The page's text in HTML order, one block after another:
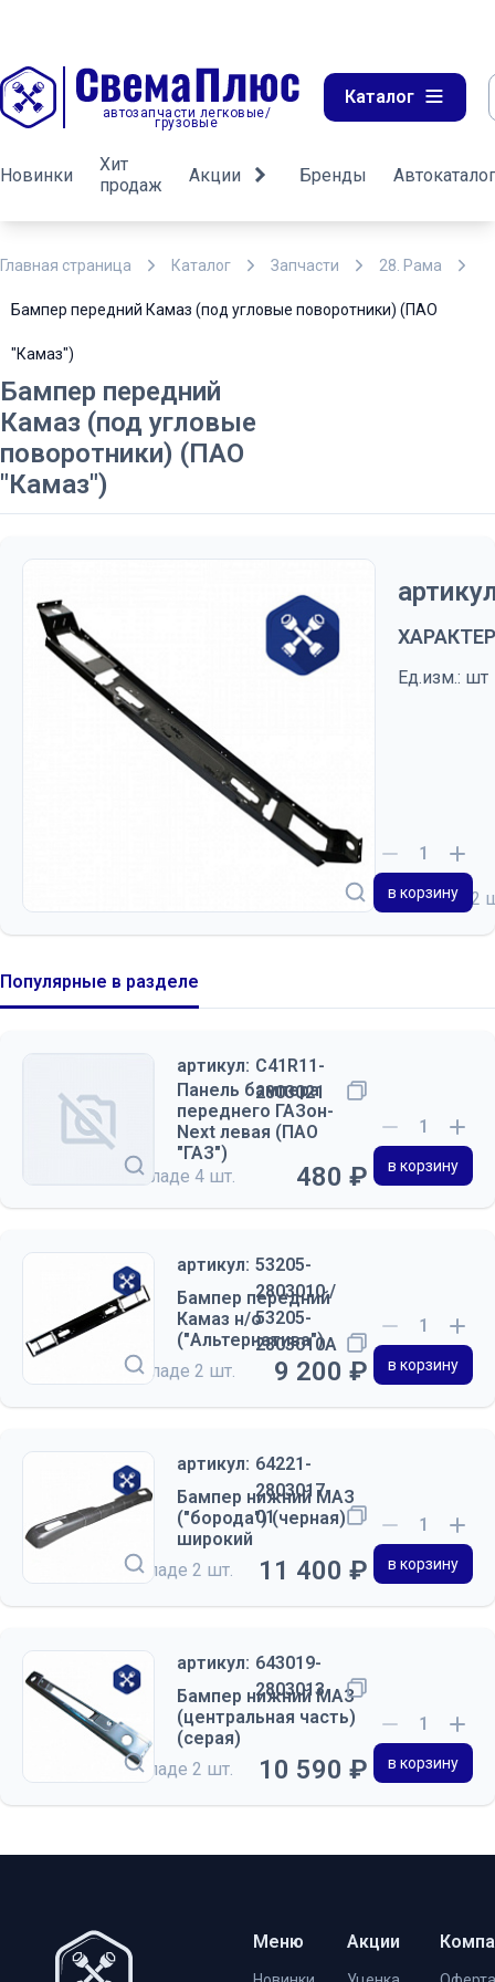
автозапчасти легковые/
грузовые
Каталог
Новинки
Хит
продаж
Акции Бренды Автокаталог
Главная страница Каталог Запчасти 28. Рама
Бампер передний Камаз (под угловые поворотники) (ПАО
"Камаз")
Бампер передний
Камаз (под угловые
поворотники) (ПАО
"Камаз")
Ед.изм.: шт
на складе 2
в корзину
Популярные в разделе
артикул: C41R11-
2803021
Панель бампера
переднего ГАЗон-
Next левая (ПАО
"ГАЗ")
на складе 4 шт. 480 ₽ в корзину
артикул: 53205-
2803010 /
53205-
2803010А
Бампер передний
Камаз н/о
("Альтернатива")
на складе 2 шт. 9 200 ₽ в корзину
артикул: 64221-
2803017-
01
Бампер нижний МАЗ
("борода") (черная)
широкий
на складе 2 шт. 11 400 ₽ в корзину
артикул: 643019-
2803013
Бампер нижний МАЗ
(центральная часть)
(серая)
на складе 2 шт. 10 590 ₽ в корзину
Меню Акции